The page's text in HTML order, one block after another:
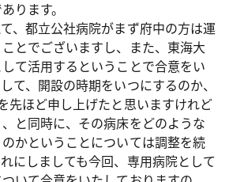
ります。
、都立公社病院がまず府中の方は運
とでございますし、また、東海大
て活用するということで合意をい
て、開設の時期をいつにするのか、
先ほど申し上げたと思いますけれど
と同時に、その病床をどのような
かということについては調整を続
にしましても今回、専用病院として